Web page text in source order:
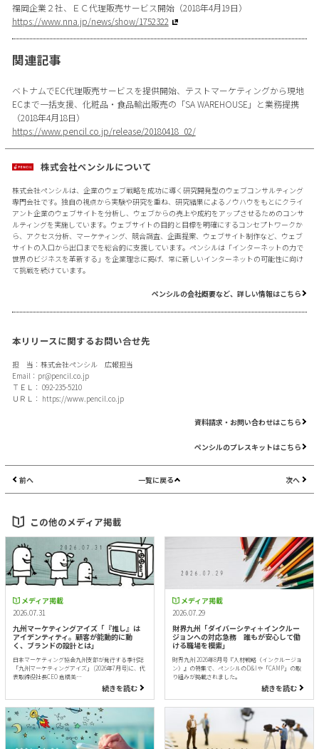
福岡企業２社、ＥＣ代理販売サービス開始（2018年4月19日）
https://www.nna.jp/news/show/1752322
関連記事
ベトナムでEC代理販売サービスを提供開始、テストマーケティングから現地
ECまで一括支援、化粧品・食品輸出販売の「SA WAREHOUSE」と業務提携
（2018年4月18日）
https://www.pencil.co.jp/release/20180418_02/
株式会社ペンシルについて
株式会社ペンシルは、企業のウェブ戦略を成功に導く研究開発型のウェブコンサルティング
専門会社です。独自の視点から実験や研究を重ね、研究結果によるノウハウをもとにクライ
アント企業のウェブサイトを分析し、ウェブからの売上や成約をアップさせるためのコンサ
ルティングを実施しています。ウェブサイトの目的と目標を明確にするコンセプトワークか
ら、アクセス分析、マーケティング、競合調査、企画提案、ウェブサイト制作など、ウェブ
サイトの入口から出口までを総合的に支援しています。ペンシルは「インターネットの力で
世界のビジネスを革新する」を企業理念に掲げ、常に新しいインターネットの可能性に向け
て挑戦を続けています。
ペンシルの会社概要など、詳しい情報はこちら
本リリースに関するお問い合せ先
担 当：株式会社ペンシル 広報担当
Email： pr@pencil.co.jp
ＴＥＬ： 092-235-5210
ＵＲＬ： https://www.pencil.co.jp
資料請求・お問い合わせはこちら
ペンシルのプレスキットはこちら
前へ 一覧に戻る 次へ
この他のメディア掲載
メディア掲載
2026.07.31
九州マーケティングアイズ「『推し』は
アイデンティティ。顧客が能動的に動
く、ブランドの設計とは」
日本マーケティング協会九州支部が発行する季刊誌
「九州マーケティングアイズ」 (2026年7月号)に、代
表取締役社長CEO 倉橋美…
続きを読む
メディア掲載
2026.07.29
財界九州「ダイバーシティ＋インクルー
ジョンへの対応急務 誰もが安心して働
ける職場を模索」
財界九州 2026年8月号『人材戦略（インクルージョ
ン）』の特集で、ペンシルのD&Iや「CAMP」の取
り組みが掲載されました。
続きを読む